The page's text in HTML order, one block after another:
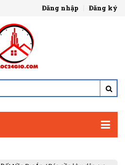
Đăng nhập Đăng ký